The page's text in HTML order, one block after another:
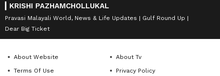
KRISHI PAZHAMCHOLLUKAL
Pravasi Malayali World, News & Life Updates
Gulf Round Up
Dear Big Ticket
About Website
About Tv
Terms Of Use
Privacy Policy